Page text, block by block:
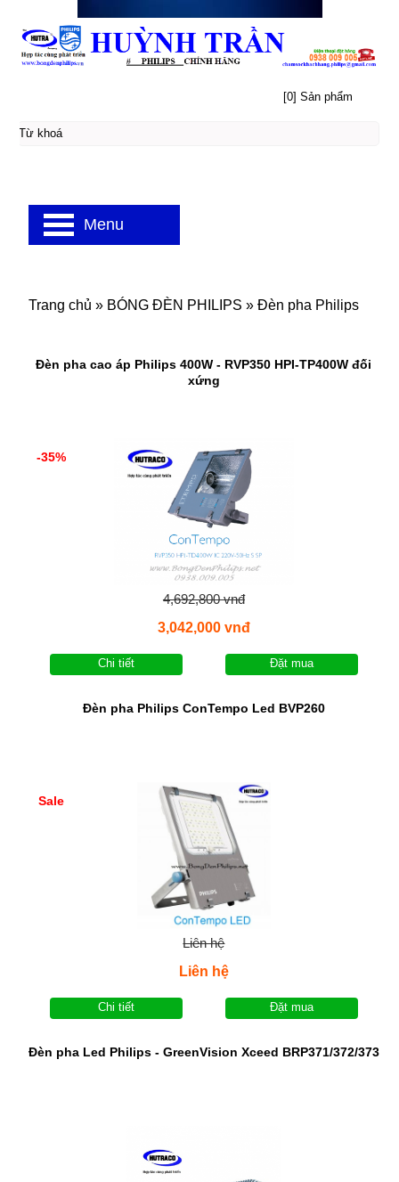
Đèn pha cao áp Philips 400W - RVP350 HPI-TP400W đối
xứng
-35%
4,692,800 vnđ
3,042,000 vnđ
Chi tiết Đặt mua
Đèn pha Philips ConTempo Led BVP260
Sale
Liên hệ
Liên hệ
Chi tiết Đặt mua
Đèn pha Led Philips - GreenVision Xceed BRP371/372/373
Trang chủ » BÓNG ĐÈN PHILIPS » Đèn pha Philips
[0] Sản phẩm
Menu